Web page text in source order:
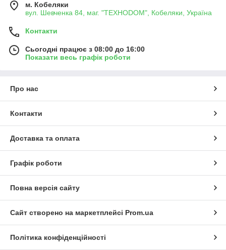
м. Кобеляки
вул. Шевченка 84, маг. "ТЕХНОDOM", Кобеляки, Україна
Контакти
Сьогодні працює з 08:00 до 16:00
Показати весь графік роботи
Про нас
Контакти
Доставка та оплата
Графік роботи
Повна версія сайту
Сайт створено на маркетплейсі Prom.ua
Політика конфіденційності